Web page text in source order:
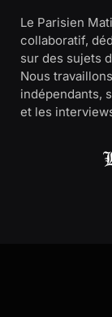
Le Parisien
collaboratif,
sur des sujets
Nous
indépendants,
et les